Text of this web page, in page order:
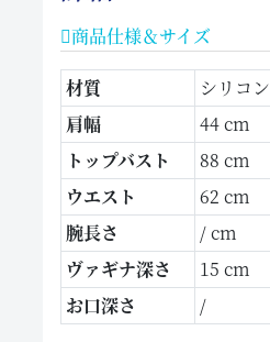
商品仕様＆サイズ
材質 シリコン
肩幅
44 cm
トップバスト
88 cm
ウエスト
62 cm
腕長さ
/ cm
ヴァギナ深さ
15 cm
お口深さ
/